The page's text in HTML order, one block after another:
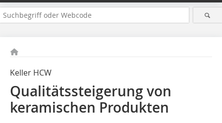
Keller HCW
Qualitätssteigerung von
keramischen Produkten